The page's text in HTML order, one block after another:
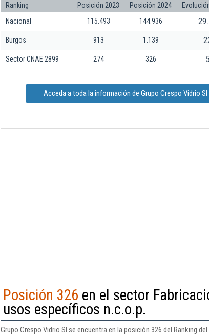
Ranking Posición 2023 Posición 2024
Nacional
115.493 144.936
Burgos 913 1.139
Sector CNAE 2899 274 326
Acceda a toda la información de Grupo Crespo Vidrio Sl
Posición 326 en el sector
usos específicos n.c.o.p.
Grupo Crespo Vidrio Sl se encuentra en la posición 326 del Ranking